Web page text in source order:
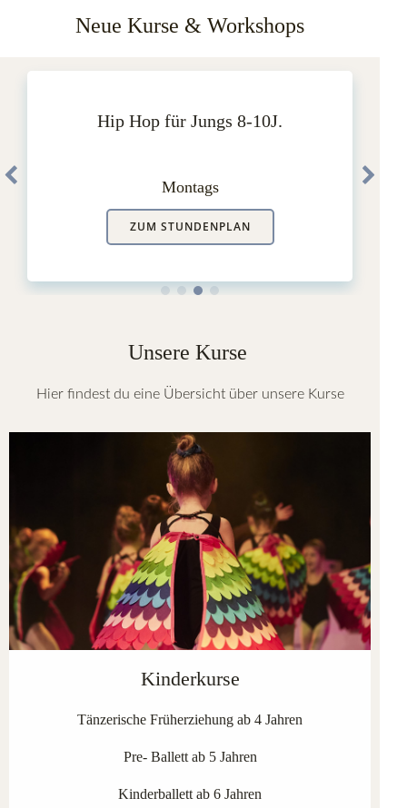
Neue Kurse & Workshops
Hip Hop für Jungs 8-10J.
Montags
ZUM STUNDENPLAN
Unsere Kurse
Hier findest du eine Übersicht über unsere Kurse
Kinderkurse
Tänzerische Früherziehung ab 4 Jahren
Pre- Ballett ab 5 Jahren
Kinderballett ab 6 Jahren